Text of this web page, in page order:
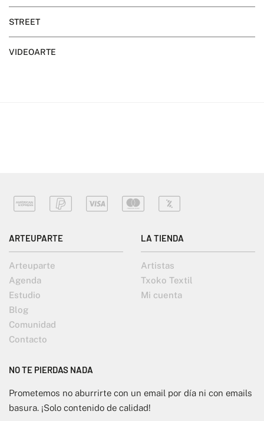
STREET
VIDEOARTE
ARTEUPARTE
Arteuparte
Agenda
Estudio
Blog
Comunidad
Contacto
LA TIENDA
Artistas
Txoko Textil
Mi cuenta
NO TE PIERDAS NADA
Prometemos no aburrirte con un email por día ni con emails
basura. ¡Solo contenido de calidad!